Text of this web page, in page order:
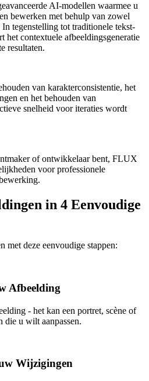
AI-modellen waarmee u
bewerken met behulp van zowel
tegenstelling tot traditionele tekst-
het contextuele afbeeldingsgeneratie
resultaten.
van karakterconsistentie, het
en het behouden van
snelheid voor iteraties wordt
of ontwikkelaar bent, FLUX
voor professionele
in 4 Eenvoudige
met deze eenvoudige stappen:
Afbeelding
- het kan een portret, scène of
die u wilt aanpassen.
Wijzigingen